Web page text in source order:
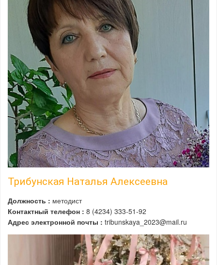
Трибунская Наталья Алексеевна
Должность : методист
Контактный телефон : 8 (4234) 333-51-92
Адрес электронной почты : tribunskaya_2023@mail.ru